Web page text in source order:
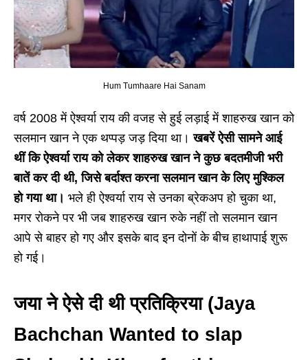
Hum Tumhaare Hai Sanam
वर्ष 2008 में ऐश्वर्या राय की वजह से हुई लड़ाई में शाहरुख खान को
सलमान खान ने एक थप्पड़ जड़ दिया था। खबरें ऐसी सामने आई
थीं कि ऐश्वर्या राय को लेकर शाहरुख खान ने कुछ बदतमीजी भरी
बातें कर दी थी, जिसे बर्दाश्त करना सलमान खान के लिए मुश्किल
हो गया था। भले ही ऐश्वर्या राय से उनका ब्रेकअप हो चुका था,
मगर रोकने पर भी जब शाहरुख खान रुके नहीं तो सलमान खान
आपे से बाहर हो गए और इसके बाद इन दोनों के बीच हाथापाई शुरू
हो गई।
जया ने ऐसे दी थी प्रतिक्रिया (Jaya
Bachchan Wanted to slap